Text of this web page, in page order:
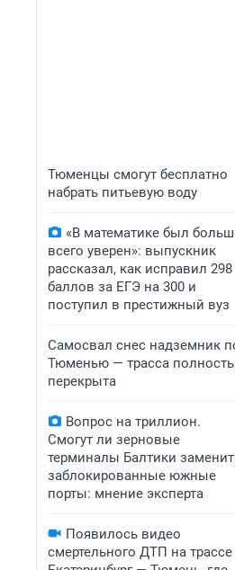
Тюменцы смогут бесплатно
набрать питьевую воду
«В математике был
всего уверен»: выпускник
рассказал, как исправил 298
баллов за ЕГЭ на 300 и
поступил в престижный вуз
Самосвал снес надземник
Тюменью — трасса
перекрыта
Вопрос на триллион.
Смогут ли зерновые
терминалы Балтики
заблокированные южные
порты: мнение эксперта
Появилось видео
смертельного ДТП на трассе